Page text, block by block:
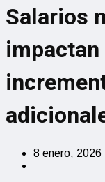
Salarios
8 enero, 2026